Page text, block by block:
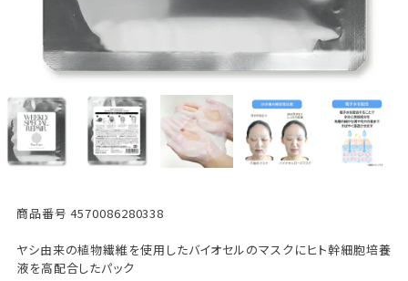
商品番号 4570086280338
ヤシ由来の植物繊維を使用したバイオセルのマスクにヒト幹細胞培養
液を高配合したパック